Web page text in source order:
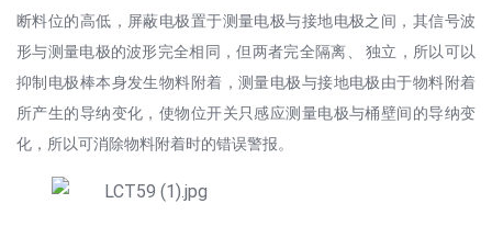
断料位的高低，屏蔽电极置于测量电极与接地电极之间，其信号波
形与测量电极的波形完全相同，但两者完全隔离、 独立，所以可以
抑制电极棒本身发生物料附着，测量电极与接地电极由于物料附着
所产生的导纳变化，使物位开关只感应测量电极与桶壁间的导纳变
化，所以可消除物料附着时的错误警报。